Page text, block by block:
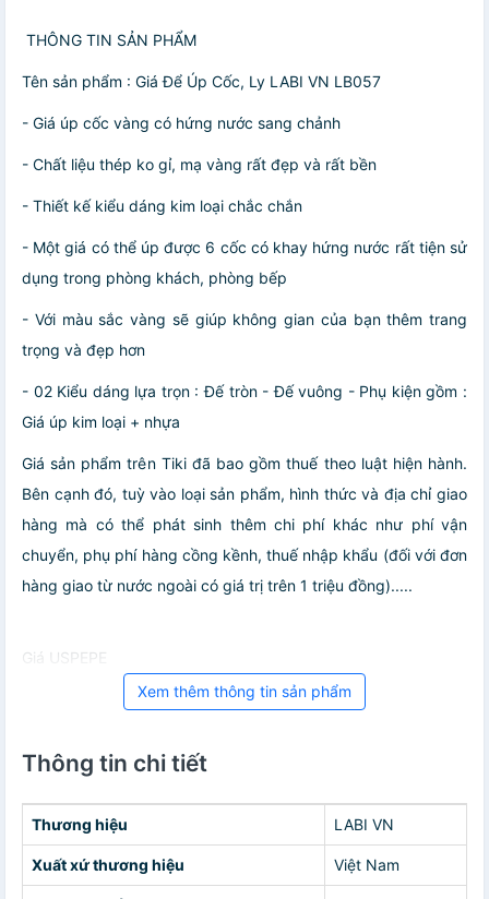
️ THÔNG TIN SẢN PHẨM
Tên sản phẩm : Giá Để Úp Cốc, Ly LABI VN LB057
- Giá úp cốc vàng có hứng nước sang chảnh
- Chất liệu thép ko gỉ, mạ vàng rất đẹp và rất bền
- Thiết kế kiểu dáng kim loại chắc chắn
- Một giá có thể úp được 6 cốc có khay hứng nước rất tiện sử
dụng trong phòng khách, phòng bếp
- Với màu sắc vàng sẽ giúp không gian của bạn thêm trang
trọng và đẹp hơn
- 02 Kiểu dáng lựa trọn : Đế tròn - Đế vuông - Phụ kiện gồm :
Giá úp kim loại + nhựa
Giá sản phẩm trên Tiki đã bao gồm thuế theo luật hiện hành.
Bên cạnh đó, tuỳ vào loại sản phẩm, hình thức và địa chỉ giao
hàng mà có thể phát sinh thêm chi phí khác như phí vận
chuyển, phụ phí hàng cồng kềnh, thuế nhập khẩu (đối với đơn
hàng giao từ nước ngoài có giá trị trên 1 triệu đồng).....
Giá USPEPE
Xem thêm thông tin sản phẩm
Thông tin chi tiết
Thương hiệu LABI VN
Xuất xứ thương hiệu Việt Nam